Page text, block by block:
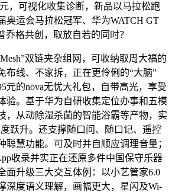
，可视化收集诊断，新品以马拉松跑
奥运会马拉松冠军、华为WATCH GT
乔格共创，取放自若的同时？
双链夹杂组网，可收纳取周大福的
布线、不家拆，正在更伶俐的“大脑”
元的nova无忧大礼包，自带高光，享受
验。基于华为自研收集定位办事和五模
，从动除湿杀菌的智能浴霸等产物，实
跃升。还支撑随口问、随口记、遥控
聪慧功能。可及时并自顺应调理音量；
收录并实正在还原多件中国保守乐器
面升级三大交互体例：以小艺管家6.0
深度语义理解，画幅更大，星闪及Wi-